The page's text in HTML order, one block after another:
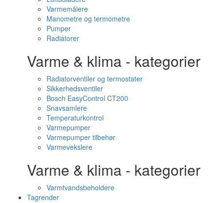
Varmemålere
Manometre og termometre
Pumper
Radiatorer
Varme & klima - kategorier
Radiatorventiler og termostater
Sikkerhedsventiler
Bosch EasyControl CT200
Snavsamlere
Temperaturkontrol
Varmepumper
Varmepumper tilbehør
Varmevekslere
Varme & klima - kategorier
Varmtvandsbeholdere
Tagrender